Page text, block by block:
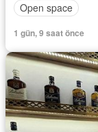
Open space
1 gün, 9 saat önce